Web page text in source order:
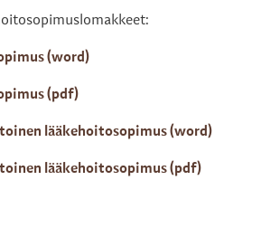
(word)
(pdf)
lääkehoitosopimus (word)
lääkehoitosopimus (pdf)